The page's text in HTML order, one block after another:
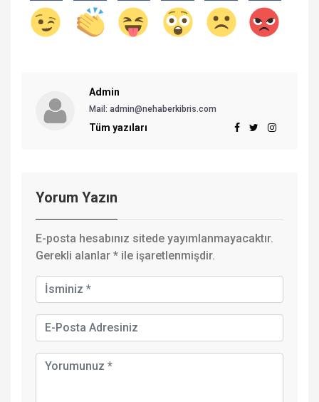
Admin
Mail: admin@nehaberkibris.com
Tüm yazıları
Yorum Yazın
E-posta hesabınız sitede yayımlanmayacaktır.
Gerekli alanlar * ile işaretlenmişdir.